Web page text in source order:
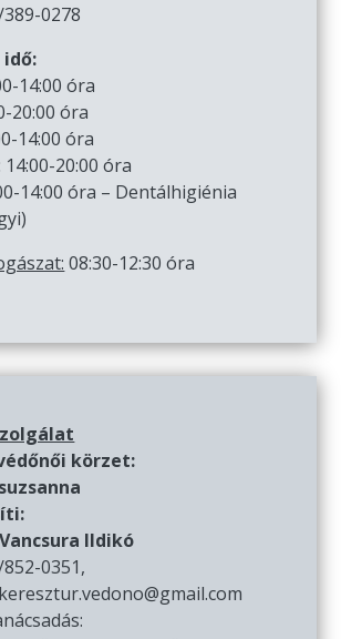
0278
idő:
14:00 óra
20:00 óra
14:00 óra
20:00 óra
14:00 óra – Dentálhigiénia
08:30-12:30 óra
körzet:
Ildikó
0351,